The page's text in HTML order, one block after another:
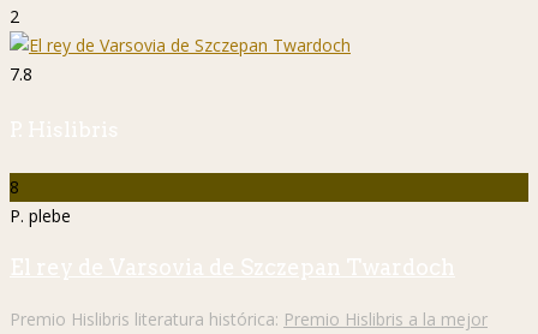
2
7.8
P. Hislibris
8
P. plebe
El rey de Varsovia de Szczepan Twardoch
Premio Hislibris literatura histórica: Premio Hislibris a la mejor